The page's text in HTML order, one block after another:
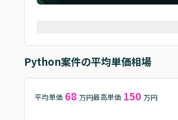
Python案件の平均単価相場
平均単価 68 万円最高単価 150 万円